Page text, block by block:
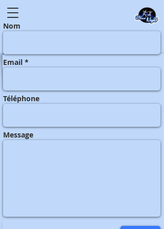
Nom
Email *
Téléphone
Message